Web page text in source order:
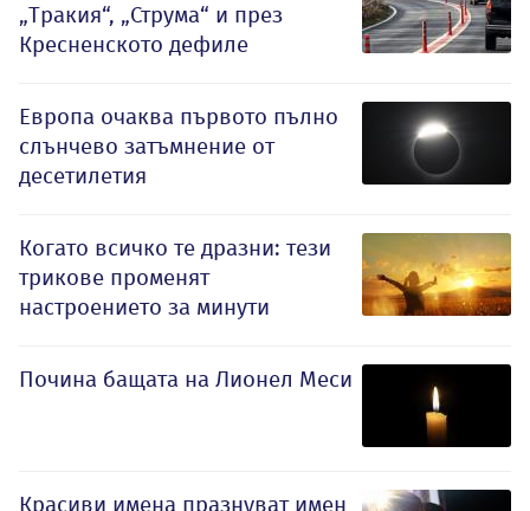
„Тракия“, „Струма“ и през
Кресненското дефиле
Европа очаква първото пълно
слънчево затъмнение от
десетилетия
Когато всичко те дразни: тези
трикове променят
настроението за минути
Почина бащата на Лионел Меси
Красиви имена празнуват имен